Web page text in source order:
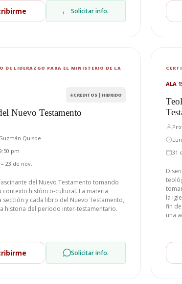
Solicitar info.
DE LIDERAZGO PARA EL MINISTERIO DE LA
4 CRÉDITOS | HÍBRIDO
Nuevo Testamento
Quispe
pm
23 de nov.
del Nuevo Testamento tomando
contexto histórico-cultural. La materia
sección y cada libro del Nuevo Testamento,
historia del periodo inter-testamentario.
Solicitar info.
ALA
31
la
fin
una